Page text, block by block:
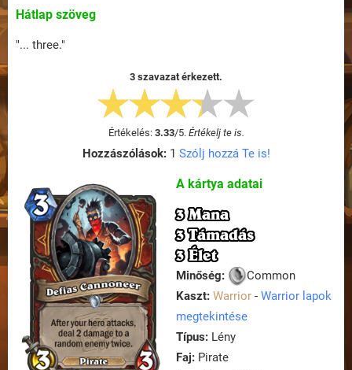
Hátlap szöveg
"... three."
3 szavazat érkezett.
Értékelés: 3.33/5. Értékelj te is.
Hozzászólások:1 Szólj hozzá Te is!
A kártya adatai
3 Mana
3 Támadás
3 Élet
Minőség:
Common
Kaszt: Warrior - Warrior lapok
megtekintése
Típus: Lény
Faj: Pirate